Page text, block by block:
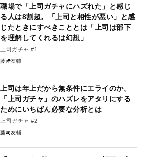
職場で「上司ガチャにハズれた」と感じ
る人は8割超。「上司と相性が悪い」と感
じたときにすべきこととは「上司は部下
を理解してくれるは幻想」
上司ガチャ #1
藤﨑友輔
上司は年上だから無条件にエライのか。
「上司ガチャ」のハズレをアタリにする
ためにいちばん必要な分析とは
上司ガチャ #2
藤﨑友輔